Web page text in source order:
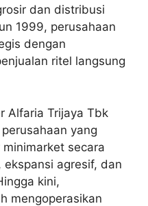
dan distribusi
1999, perusahaan
dengan
ritel langsung
Alfaria Trijaya Tbk
yang
secara
agresif, dan
kini,
mengoperasikan